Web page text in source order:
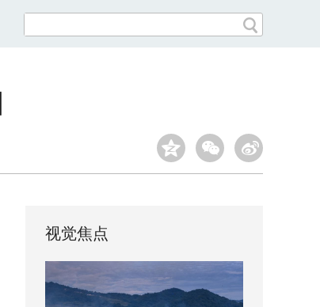
视觉焦点